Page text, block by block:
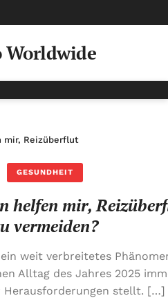
Worldwide
Reizüberflutung zu vermeiden?
GESUNDHEIT
helfen mir,
vermeiden?
weit verbreitetes
Alltag des Jahres 2025
Herausforderungen stellt. […]